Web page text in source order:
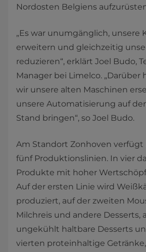
Nordosten Belgiens
„Es war unumgänglich, unsere
erweitern und gleichzeitig
reduzieren“, erklärt Joel Budo,
Manager bei Limelco. „Darüber
wir unsere alten Maschinen
unsere Automatisierung auf
Stand bringen“, so Joel Budo.
Am Standort Zonhoven verfügt
fünf Produktionslinien. In vier
Produkte mit hoher
Auf der ersten Linie wird
produziert, auf der zweiten
Milchreis und andere Desserts,
ungekühlt haltbare Desserts
vierten proteinhaltige